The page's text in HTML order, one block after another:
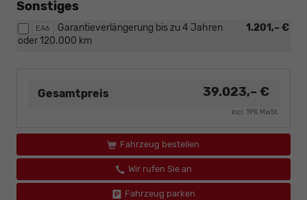
Sonstiges
EA6 1.201,– €
Garantieverlängerung bis zu 4 Jahren
oder 120.000 km
Gesamtpreis 39.023,– €
incl. 19% MwSt.
Fahrzeug bestellen
Wir rufen Sie an
Fahrzeug parken